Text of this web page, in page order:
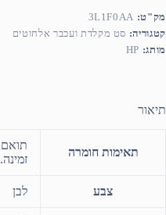
מק"ט: 3L1F0AA
קטגוריה: סט מקלדת ועכבר אלחוטים
מותג: HP
תיאור
תאימות חומרה
זמינה.
צבע לבן